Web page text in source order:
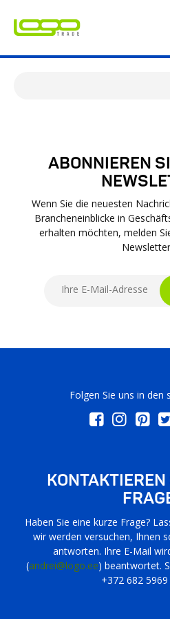
ABONNIEREN
Wenn Sie die neuesten
Brancheneinblicke in
erhalten möchten, melden
Folgen Sie uns in den
Haben Sie eine kurze Frage?
wir werden versuchen, Ihnen
antworten. Ihre E-Mail
(andrei@logo.ee) beantwortet.
+372 682